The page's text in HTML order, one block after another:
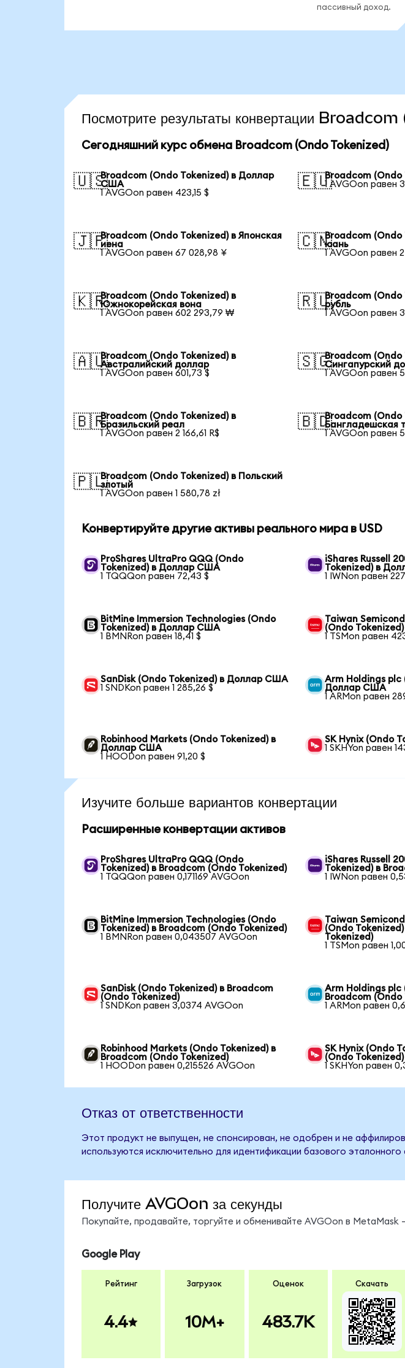
пассивный доход.
Посмотрите результаты конвертации
Сегодняшний курс обмена Broadcom (Ondo Tokenized)
🇺🇸Broadcom (Ondo Tokenized) в Доллар
США
1 AVGOon равен 423,15 $
🇪🇺Broadcom (Ondo
1 AVGOon равен
🇯🇵Broadcom (Ondo Tokenized) в Японская
иена
1 AVGOon равен 67 028,98 ¥
🇨🇳Broadcom (Ondo
юань
1 AVGOon равен
🇰🇷Broadcom (Ondo Tokenized) в
Южнокорейская вона
1 AVGOon равен 602 293,79 ₩
🇷🇺Broadcom (Ondo
рубль
1 AVGOon равен
🇦🇺Broadcom (Ondo Tokenized) в
Австралийский доллар
1 AVGOon равен 601,73 $
🇸🇬Broadcom (Ondo
Сингапурский
1 AVGOon равен
🇧🇷Broadcom (Ondo Tokenized) в
Бразильский реал
1 AVGOon равен 2 166,61 R$
🇧🇩Broadcom (Ondo
Бангладешская
1 AVGOon равен
🇵🇱Broadcom (Ondo Tokenized) в Польский
злотый
1 AVGOon равен 1 580,78 zł
Конвертируйте другие активы реального мира в USD
ProShares UltraPro QQQ (Ondo
Tokenized) в Доллар США
1 TQQQon равен 72,43 $
iShares Russell
Tokenized) в
1 IWNon равен
BitMine Immersion Technologies (Ondo
Tokenized) в Доллар США
1 BMNRon равен 18,41 $
Taiwan
(Ondo
1 TSMon равен
SanDisk (Ondo Tokenized) в Доллар США
1 SNDKon равен 1 285,26 $
Arm Holdings plc
Доллар США
1 ARMon равен
Robinhood Markets (Ondo Tokenized) в
Доллар США
1 HOODon равен 91,20 $
SK Hynix (Ondo
1 SKHYon равен
Изучите больше вариантов конвертации
Расширенные конвертации активов
ProShares UltraPro QQQ (Ondo
Tokenized) в Broadcom (Ondo Tokenized)
1 TQQQon равен 0,171169 AVGOon
iShares Russell
Tokenized) в
1 IWNon равен
BitMine Immersion Technologies (Ondo
Tokenized) в Broadcom (Ondo Tokenized)
1 BMNRon равен 0,043507 AVGOon
Taiwan
(Ondo
Tokenized)
1 TSMon равен
SanDisk (Ondo Tokenized) в Broadcom
(Ondo Tokenized)
1 SNDKon равен 3,0374 AVGOon
Arm Holdings plc
Broadcom (Ondo
1 ARMon равен
Robinhood Markets (Ondo Tokenized) в
Broadcom (Ondo Tokenized)
1 HOODon равен 0,215526 AVGOon
SK Hynix (Ondo
(Ondo Tokenized)
1 SKHYon равен
Отказ от ответственности
Этот продукт не выпущен, не спонсирован, не одобрен и не
используются исключительно для идентификации базового эталонного
Получите AVGOon за секунды
Покупайте, продавайте, торгуйте и обменивайте AVGOon в
Google Play
Рейтинг
4.4
Загрузок
10M+
Оценок
483.7K
Скачать